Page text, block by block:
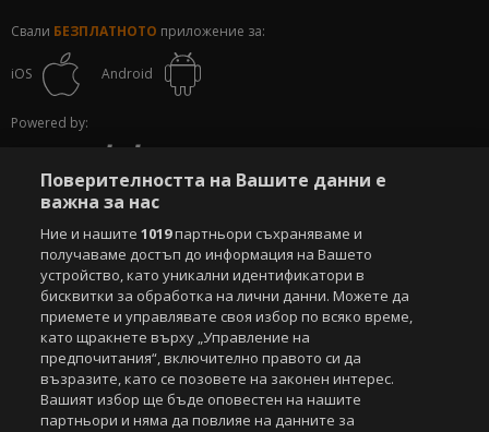
Свали БЕЗПЛАТНОТО приложение за:
iOS Android
Powered by:
Поверителността на Вашите данни е
важна за нас
Ние и нашите1019партньори съхраняваме и
получаваме достъп до информация на Вашето
устройство, като уникални идентификатори в
бисквитки за обработка на лични данни. Можете да
приемете и управлявате своя избор по всяко време,
като щракнете върху „Управление на
предпочитания“, включително правото си да
възразите, като се позовете на законен интерес.
Вашият избор ще бъде оповестен на нашите
партньори и няма да повлияе на данните за